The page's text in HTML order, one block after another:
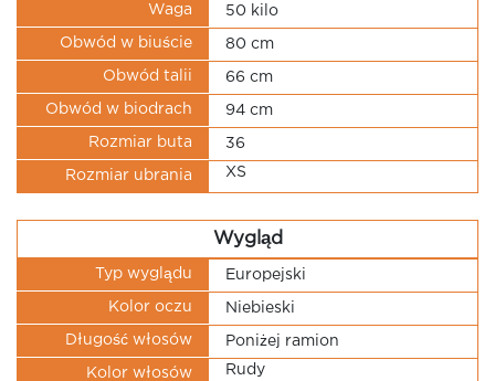
Waga 50 kilo
Obwód w biuście 80 cm
Obwód talii 66 cm
Obwód w biodrach 94 cm
Rozmiar buta 36
Rozmiar ubrania XS
Wygląd
Typ wyglądu Europejski
Kolor oczu Niebieski
Długość włosów Poniżej ramion
Kolor włosów Rudy